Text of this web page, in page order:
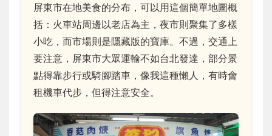
屏東市在地美食的分布，可以用這個簡單地圖概
括：火車站周邊以老店為主，夜市則聚集了多樣
小吃，而市場則是隱藏版的寶庫。不過，交通上
要注意，屏東市大眾運輸不如台北發達，部分景
點得靠步行或騎腳踏車，像我這種懶人，有時會
租機車代步，但得注意安全。